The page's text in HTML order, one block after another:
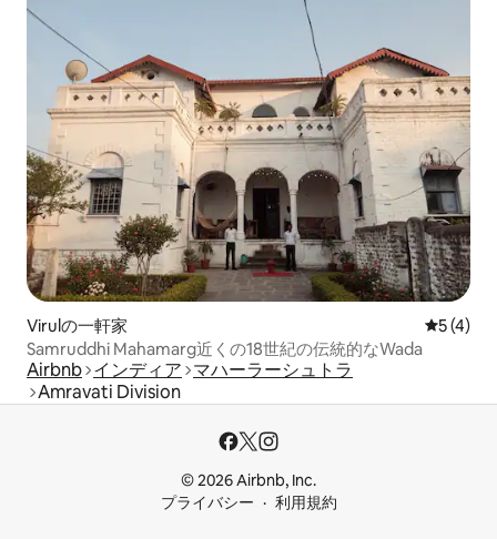
Virulの一軒家 レビュー
5 (4)
Samruddhi Mahamarg近くの18世紀の伝統的なWada
Airbnb インディア マハーラーシュトラ
Amravati Division
© 2026 Airbnb, Inc.
プライバシー
利用規約